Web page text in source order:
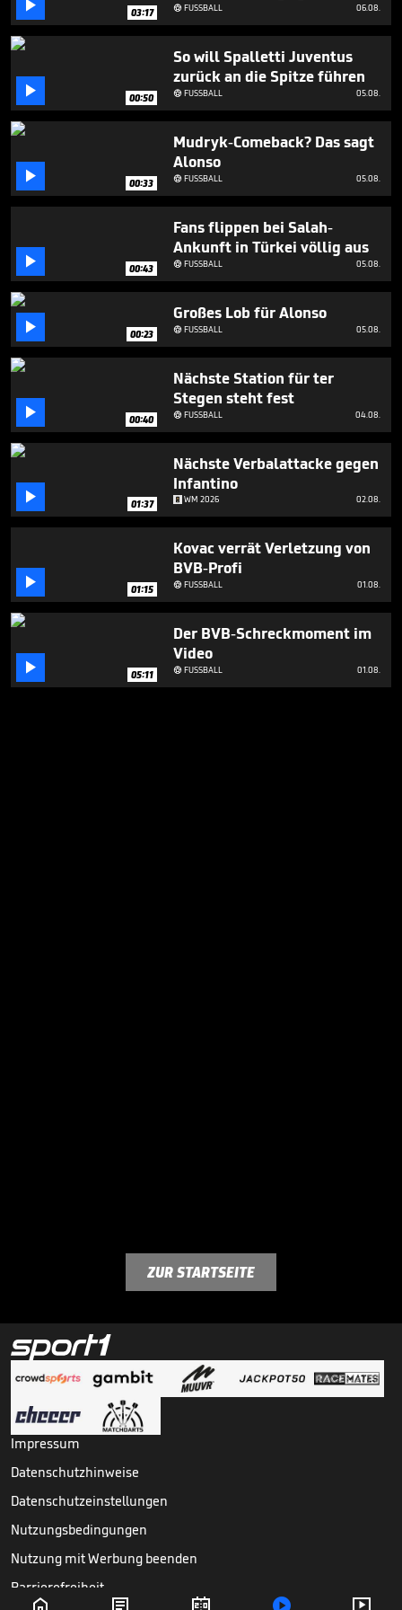
minutes,
47
seconds
 03:17 FUSSBALL 06.08.
 00:50
So will Spalletti Juventus
zurück an die Spitze führen
FUSSBALL 05.08.
 00:33
Mudryk-Comeback? Das sagt
Alonso
FUSSBALL 05.08.
 00:43
Fans flippen bei Salah-
Ankunft in Türkei völlig aus
FUSSBALL 05.08.
 00:23
Großes Lob für Alonso
FUSSBALL 05.08.
 00:40
Nächste Station für ter
Stegen steht fest
FUSSBALL 04.08.
 01:37
Nächste Verbalattacke gegen
Infantino
WM 2026 02.08.
 01:15
Kovac verrät Verletzung von
BVB-Profi
FUSSBALL 01.08.
 05:11
Der BVB-Schreckmoment im
Video
FUSSBALL 01.08.
    
ZUR STARTSEITE
Impressum
Datenschutzhinweise
Datenschutzeinstellungen
Nutzungsbedingungen
Nutzung mit Werbung beenden
Barrierefreiheit